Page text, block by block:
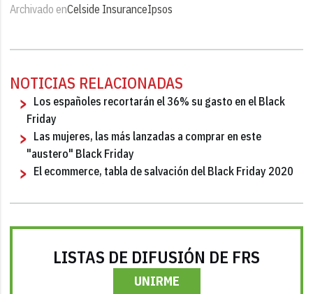
Archivado enCelside InsuranceIpsos
NOTICIAS RELACIONADAS
Los españoles recortarán el 36% su gasto en el Black
Friday
Las mujeres, las más lanzadas a comprar en este
"austero" Black Friday
El ecommerce, tabla de salvación del Black Friday 2020
LISTAS DE DIFUSIÓN DE FRS
UNIRME